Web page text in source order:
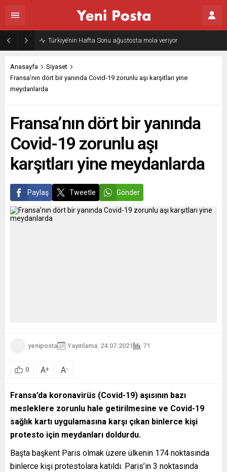
Türkiye’nin Hafta Sonu ağustosta mola veriyor
Anasayfa
Siyaset
Fransa’nın dört bir yanında Covid-19 zorunlu aşı karşıtları yine
meydanlarda
Fransa’nın dört bir yanında
Covid-19 zorunlu aşı
karşıtları yine meydanlarda
Paylaş Tweetle Gönder
yeniposta Yayınlama: 24.07.2021 71
0 A+ A-
Fransa’da koronavirüs (Covid-19) aşısının bazı
mesleklere zorunlu hale getirilmesine ve Covid-19
sağlık kartı uygulamasına karşı çıkan binlerce kişi
protesto için meydanları doldurdu.
Başta başkent Paris olmak üzere ülkenin 174 noktasında
binlerce kişi protestolara katıldı. Paris’in 3 noktasında